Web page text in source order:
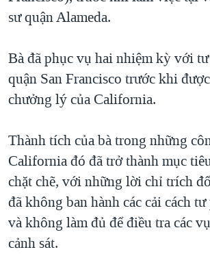
sư quận Alameda.
Bà đã phục vụ hai nhiệm kỳ với
quận San Francisco trước khi
chưởng lý của California.
Thành tích của bà trong những
California đó đã trở thành mục
chặt chẽ, với những lời chỉ trích
đã không ban hành các cải cách
và không làm đủ để điều tra các
cảnh sát.